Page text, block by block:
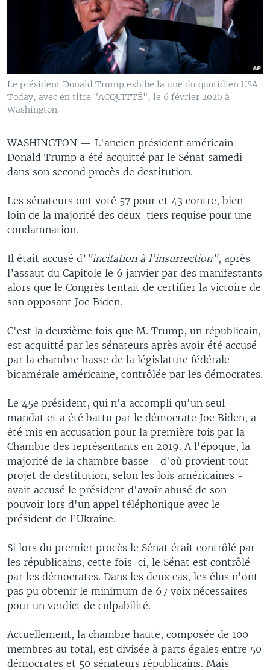
Le président Donald Trump exhibe la une du quotidien USA
Today, avec en titre "ACQUITTÉ", le 6 février 2020 à
Washington.
WASHINGTON — L'ancien président américain
Donald Trump a été acquitté par le Sénat samedi
dans son second procès de destitution.
Les sénateurs ont voté 57 pour et 43 contre, bien
loin de la majorité des deux-tiers requise pour une
condamnation.
Il était accusé d’ "incitation à l’insurrection", après
l’assaut du Capitole le 6 janvier par des manifestants
alors que le Congrès tentait de certifier la victoire de
son opposant Joe Biden.
C'est la deuxième fois que M. Trump, un républicain,
est acquitté par les sénateurs après avoir été accusé
par la chambre basse de la législature fédérale
bicamérale américaine, contrôlée par les démocrates.
Le 45e président, qui n'a accompli qu'un seul
mandat et a été battu par le démocrate Joe Biden, a
été mis en accusation pour la première fois par la
Chambre des représentants en 2019. A l'époque, la
majorité de la chambre basse - d'où provient tout
projet de destitution, selon les lois américaines -
avait accusé le président d'avoir abusé de son
pouvoir lors d'un appel téléphonique avec le
président de l’Ukraine.
Si lors du premier procès le Sénat était contrôlé par
les républicains, cette fois-ci, le Sénat est contrôlé
par les démocrates. Dans les deux cas, les élus n'ont
pas pu obtenir le minimum de 67 voix nécessaires
pour un verdict de culpabilité.
Actuellement, la chambre haute, composée de 100
membres au total, est divisée à parts égales entre 50
démocrates et 50 sénateurs républicains. Mais